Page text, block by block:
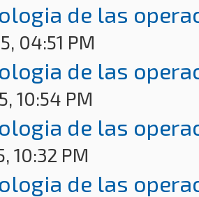
de las
04:51 PM
de las
10:54 PM
de las
10:32 PM
de las